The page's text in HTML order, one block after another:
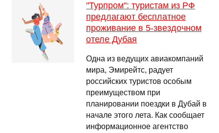
"Турпром": туристам из РФ
предлагают бесплатное
проживание в 5-звездочном
отеле Дубая
Одна из ведущих авиакомпаний
мира, Эмирейтс, радует
российских туристов особым
преимуществом при
планировании поездки в Дубай в
начале этого лета. Как сообщает
информационное агентство